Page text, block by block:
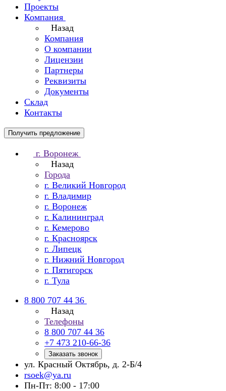
Проекты
Компания
Назад
Компания
О компании
Лицензии
Партнеры
Реквизиты
Документы
Склад
Контакты
Получить предложение
г. Воронеж
Назад
Города
г. Великий Новгород
г. Владимир
г. Воронеж
г. Калининград
г. Кемерово
г. Красноярск
г. Липецк
г. Нижний Новгород
г. Пятигорск
г. Тула
8 800 707 44 36
Назад
Телефоны
8 800 707 44 36
+7 473 210-66-36
Заказать звонок
ул. Красный Октябрь, д. 2-Б/4
rsoek@ya.ru
Пн-Пт: 8:00 - 17:00